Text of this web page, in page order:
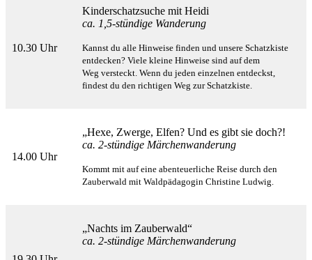
10.30 Uhr
Kinderschatzsuche mit Heidi
ca. 1,5-stündige Wanderung
Kannst du alle Hinweise finden und unsere Schatzkiste
entdecken? Viele kleine Hinweise sind auf dem
Weg versteckt. Wenn du jeden einzelnen entdeckst,
findest du den richtigen Weg zur Schatzkiste.
14.00 Uhr
„Hexe, Zwerge, Elfen? Und es gibt sie doch?!
ca. 2-stündige Märchenwanderung
Kommt mit auf eine abenteuerliche Reise durch den
Zauberwald mit Waldpädagogin Christine Ludwig.
„Nachts im Zauberwald“
ca. 2-stündige Märchenwanderung